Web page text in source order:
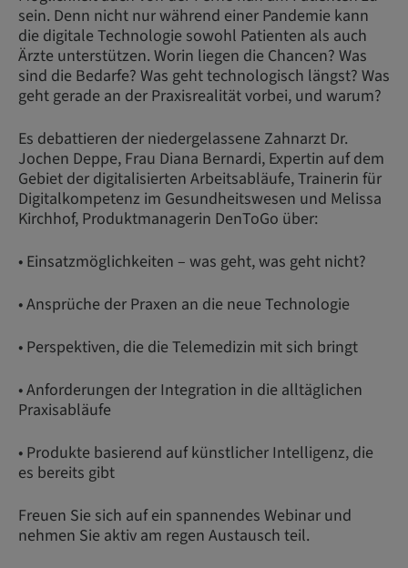
sein. Denn nicht nur während einer Pandemie kann
die digitale Technologie sowohl Patienten als auch
Ärzte unterstützen. Worin liegen die Chancen? Was
sind die Bedarfe? Was geht technologisch längst? Was
geht gerade an der Praxisrealität vorbei, und warum?
Es debattieren der niedergelassene Zahnarzt Dr.
Jochen Deppe, Frau Diana Bernardi, Expertin auf dem
Gebiet der digitalisierten Arbeitsabläufe, Trainerin für
Digitalkompetenz im Gesundheitswesen und Melissa
Kirchhof, Produktmanagerin DenToGo über:
• Einsatzmöglichkeiten – was geht, was geht nicht?
• Ansprüche der Praxen an die neue Technologie
• Perspektiven, die die Telemedizin mit sich bringt
• Anforderungen der Integration in die alltäglichen
Praxisabläufe
• Produkte basierend auf künstlicher Intelligenz, die
es bereits gibt
Freuen Sie sich auf ein spannendes Webinar und
nehmen Sie aktiv am regen Austausch teil.